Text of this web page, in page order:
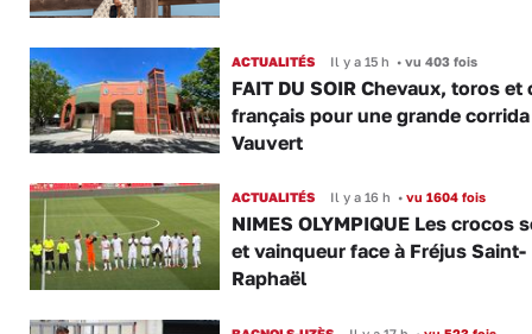
ACTUALITÉS Il y a 15 h •vu 403 fois
FAIT DU SOIR Chevaux, toros et
français pour une grande corrida
Vauvert
ACTUALITÉS Il y a 16 h •vu 1604 fois
NIMES OLYMPIQUE Les crocos
et vainqueur face à Fréjus Saint-
Raphaël